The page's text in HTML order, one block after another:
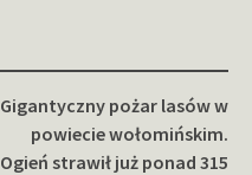
Gigantyczny pożar lasów w
powiecie wołomińskim.
Ogień strawił już ponad 315